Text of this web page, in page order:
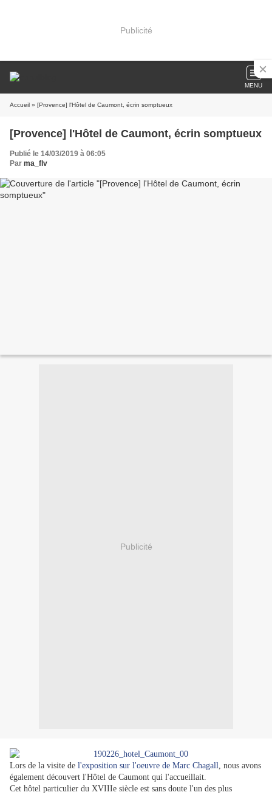
Publicité
MENU
Accueil » [Provence] l'Hôtel de Caumont, écrin somptueux
[Provence] l'Hôtel de Caumont, écrin somptueux
Publié le 14/03/2019 à 06:05
Par ma_flv
Publicité
Lors de la visite de l'exposition sur l'oeuvre de Marc Chagall, nous avons
également découvert l'Hôtel de Caumont qui l'accueillait.
Cet hôtel particulier du XVIIIe siècle est sans doute l'un des plus